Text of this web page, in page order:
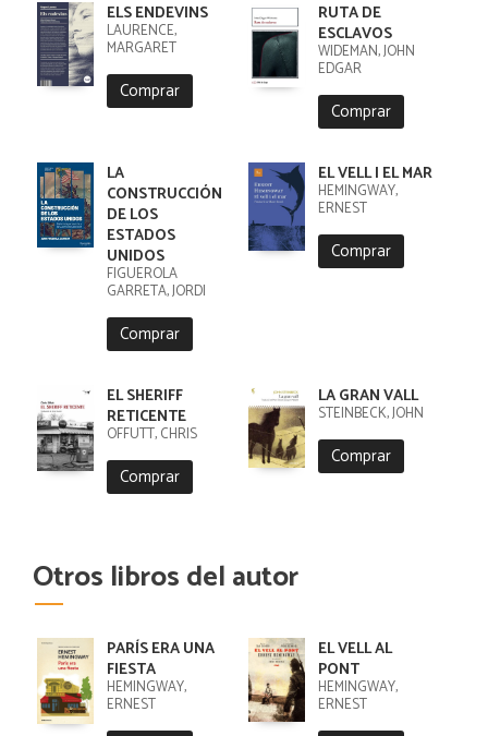
ELS ENDEVINS
LAURENCE,
MARGARET
Comprar
RUTA DE
ESCLAVOS
WIDEMAN, JOHN
EDGAR
Comprar
LA
CONSTRUCCIÓN
DE LOS
ESTADOS
UNIDOS
FIGUEROLA
GARRETA, JORDI
Comprar
EL VELL I EL MAR
HEMINGWAY,
ERNEST
Comprar
EL SHERIFF
RETICENTE
OFFUTT, CHRIS
Comprar
LA GRAN VALL
STEINBECK, JOHN
Comprar
Otros libros del autor
PARÍS ERA UNA
FIESTA
HEMINGWAY,
ERNEST
EL VELL AL
PONT
HEMINGWAY,
ERNEST